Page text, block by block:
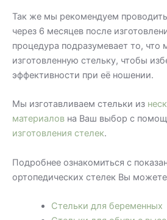
Так же мы рекомендуем
через 6 месяцев после
процедура подразумевает то,
изготовленную стельку, чтобы
эффективности при её ношении.
Мы изготавливаем стельки из
материалов на Ваш выбор с
изготовления стелек.
Подробнее ознакомиться с
ортопедических стелек Вы можете
Стельки для беременных